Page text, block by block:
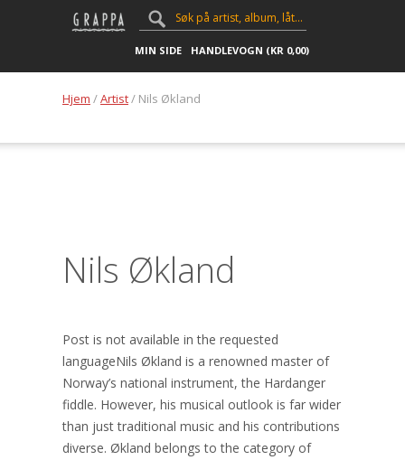
MIN SIDE HANDLEVOGN (KR 0,00)
Hjem /Artist/ Nils Økland
Nils Økland
Post is not available in the requested
languageNils Økland is a renowned master of
Norway’s national instrument, the Hardanger
fiddle. However, his musical outlook is far wider
than just traditional music and his contributions
diverse. Økland belongs to the category of